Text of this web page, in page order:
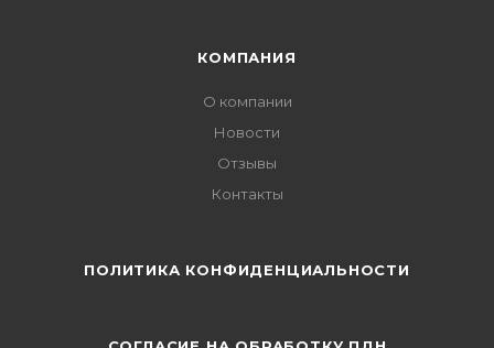
КОМПАНИЯ
О компании
Новости
Отзывы
Контакты
ПОЛИТИКА КОНФИДЕНЦИАЛЬНОСТИ